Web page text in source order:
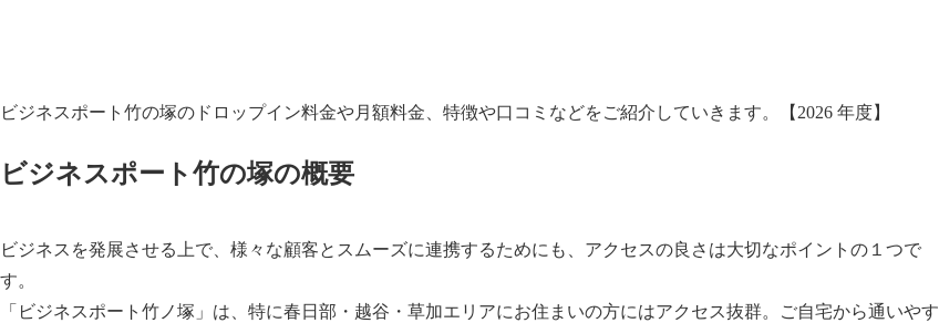
ビジネスポート竹の塚のドロップイン料金や月額料金、特徴や口コミなどをご紹介していきます。【2026 年度】
ビジネスポート竹の塚の概要
ビジネスを発展させる上で、様々な顧客とスムーズに連携するためにも、アクセスの良さは大切なポイントの１つで
す。
「ビジネスポート竹ノ塚」は、特に春日部・越谷・草加エリアにお住まいの方にはアクセス抜群。ご自宅から通いやす